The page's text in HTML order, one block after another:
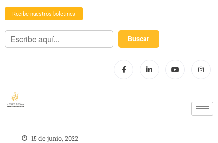
Recibe nuestros boletines
15 de junio, 2022